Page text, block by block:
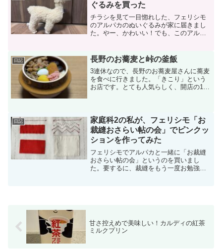
ぐるみを買った
チラシを見て一目惚れした、フェリシモ
のアルパカのぬいぐるみが家に届きまし
た。やー、かわいい！でも、このアルパ
すが、このファスナーを下げて、もこも
こを脱ぐことができるんです...
日記 長野のお蕎麦と峠の釜飯
3連休なので、長野のお蕎麦屋さんに蕎麦
を食べに行きました。「きこり」という
お店です。とても人気らしく、開店の15
売り切れてしまっ...
日記
家庭科2の私が、フェリシモ「お
裁縫おさらい帖の会」でピンクッ
ションを作ってみた
フェリシモでアルパカと一緒に「お裁縫
おさらい帖の会」というのを買いまし
た。要するに、裁縫をもう一度お勉強し
甘さ控えめで美味しい！カルディの紅茶
ミルクプリン